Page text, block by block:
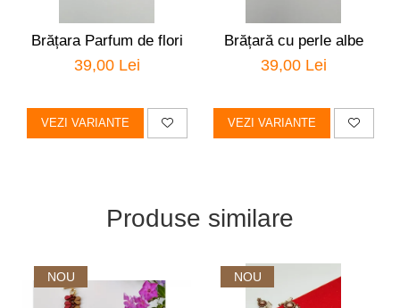
Brățara Parfum de flori
39,00 Lei
VEZI VARIANTE
Brățară cu perle albe
39,00 Lei
VEZI VARIANTE
Produse similare
NOU NOU